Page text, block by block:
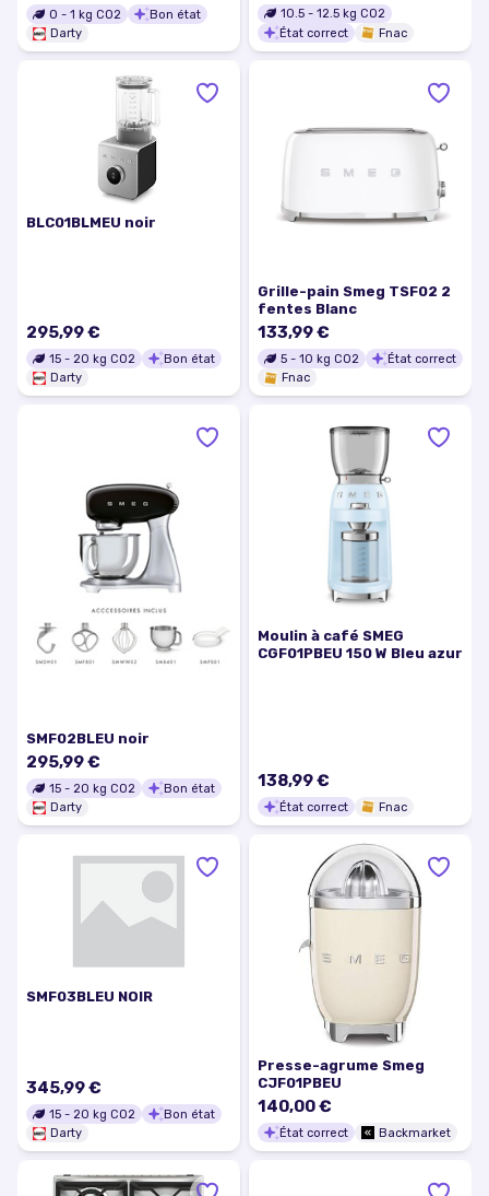
0 - 1 kg CO2
Bon état
Darty
10.5 - 12.5 kg CO2
État correct
Fnac
BLC01BLMEU noir
295,99 €
15 - 20 kg CO2
Bon état
Darty
Grille-pain Smeg TSF02 2
fentes Blanc
133,99 €
5 - 10 kg CO2
État correct
Fnac
SMF02BLEU noir
295,99 €
15 - 20 kg CO2
Bon état
Darty
Moulin à café SMEG
CGF01PBEU 150 W Bleu azur
138,99 €
État correct Fnac
SMF03BLEU NOIR
345,99 €
15 - 20 kg CO2
Bon état
Darty
Presse-agrume Smeg
CJF01PBEU
140,00 €
État correct Backmarket